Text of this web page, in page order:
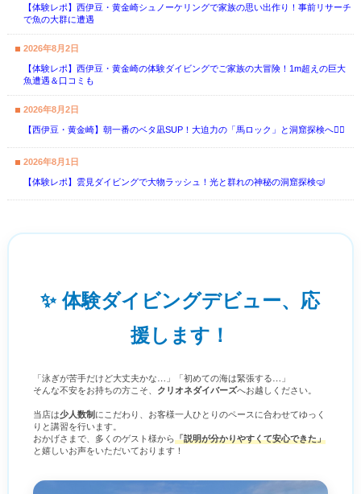
【体験レポ】西伊豆・黄金崎シュノーケリングで家族の思い出作り！事前リサーチ
で魚の大群に遭遇
2026年8月2日
【体験レポ】西伊豆・黄金崎の体験ダイビングでご家族の大冒険！1m超えの巨大
魚遭遇＆口コミも
2026年8月2日
【西伊豆・黄金崎】朝一番のベタ凪SUP！大迫力の「馬ロック」と洞窟探検へ🏄‍♂️
2026年8月1日
【体験レポ】雲見ダイビングで大物ラッシュ！光と群れの神秘の洞窟探検🤿
✨ 体験ダイビングデビュー、応
援します！
「泳ぎが苦手だけど大丈夫かな…」「初めての海は緊張する…」
そんな不安をお持ちの方こそ、 クリオネダイバーズへお越しください。
当店は少人数制にこだわり、お客様一人ひとりのペースに合わせてゆっく
りと講習を行います。
おかげさまで、多くのゲスト様から「説明が分かりやすくて安心できた」
と嬉しいお声をいただいております！